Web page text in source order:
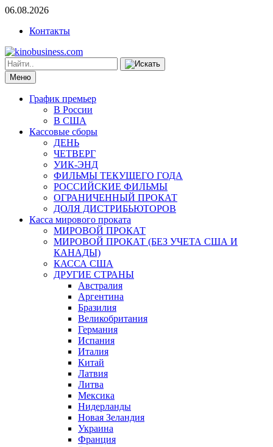
06.08.2026
Контакты
Меню
График премьер
В России
В США
Кассовые сборы
ДЕНЬ
ЧЕТВЕРГ
УИК-ЭНД
ФИЛЬМЫ ТЕКУЩЕГО ГОДА
РОССИЙСКИЕ ФИЛЬМЫ
ОГРАНИЧЕННЫЙ ПРОКАТ
ДОЛЯ ДИСТРИБЬЮТОРОВ
Касса мирового проката
МИРОВОЙ ПРОКАТ
МИРОВОЙ ПРОКАТ (БЕЗ УЧЕТА США И
КАНАДЫ)
КАССА США
ДРУГИЕ СТРАНЫ
Австралия
Аргентина
Бразилия
Великобритания
Германия
Испания
Италия
Китай
Латвия
Литва
Мексика
Нидерланды
Новая Зеландия
Украина
Франция